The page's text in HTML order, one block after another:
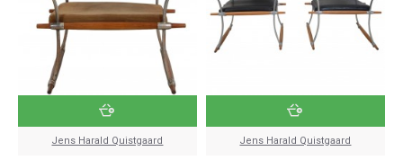
Jens Harald Quistgaard Jens Harald Quistgaard